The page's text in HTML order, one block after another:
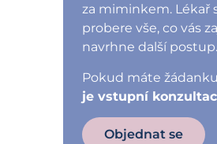
za miminkem. Lékař
probere vše, co vás
navrhne další postup.
Pokud máte
je vstupní
Objednat se